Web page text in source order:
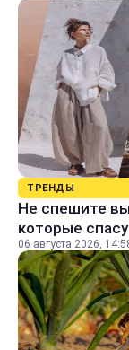
ТРЕНДЫ
Не спешите
которые
06 августа 2026,